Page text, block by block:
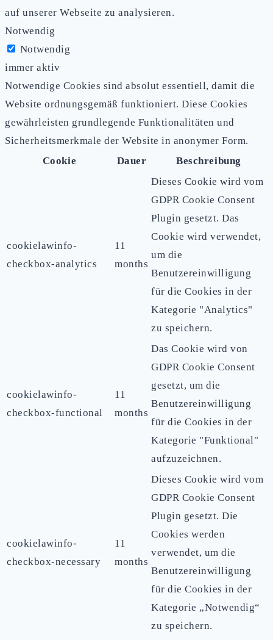
auf unserer Webseite zu analysieren.
Notwendig
Notwendig
immer aktiv
Notwendige Cookies sind absolut essentiell, damit die
Website ordnungsgemäß funktioniert. Diese Cookies
gewährleisten grundlegende Funktionalitäten und
Sicherheitsmerkmale der Website in anonymer Form.
Cookie
Dauer Beschreibung
cookielawinfo-
checkbox-analytics
11
months
Dieses Cookie wird vom
GDPR Cookie Consent
Plugin gesetzt. Das
Cookie wird verwendet,
um die
Benutzereinwilligung
für die Cookies in der
Kategorie "Analytics"
zu speichern.
cookielawinfo-
checkbox-functional
11
months
Das Cookie wird von
GDPR Cookie Consent
gesetzt, um die
Benutzereinwilligung
für die Cookies in der
Kategorie "Funktional"
aufzuzeichnen.
cookielawinfo-
checkbox-necessary
11
months
Dieses Cookie wird vom
GDPR Cookie Consent
Plugin gesetzt. Die
Cookies werden
verwendet, um die
Benutzereinwilligung
für die Cookies in der
Kategorie „Notwendig“
zu speichern.